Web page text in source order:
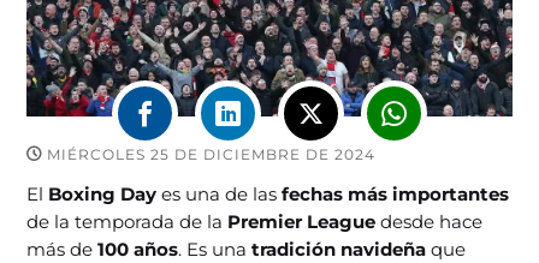
MIÉRCOLES 25 DE DICIEMBRE DE 2024
El Boxing Dayes una de lasfechas más importantes
de la temporada de la Premier Leaguedesde hace
más de100 años. Es unatradición navideñaque